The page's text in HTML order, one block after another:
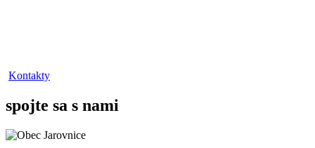
Kontakty
spojte sa s nami